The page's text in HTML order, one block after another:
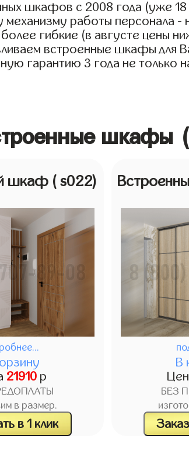
шкафов с 2008 года (уже 18
работы персонала
гибкие (в августе цены
встроенные шкафы для
гарантию 3 года не только
шкафы
шкаф ( s022)
21910 р
в размер.
в 1 клик
В
БЕЗ